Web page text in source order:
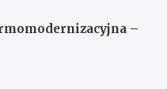
–